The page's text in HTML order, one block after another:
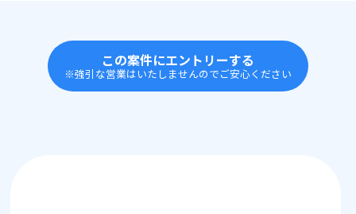
この案件にエントリーする
※強引な営業はいたしませんのでご安心ください